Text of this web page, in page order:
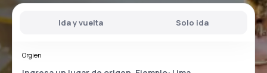
Ida y vuelta Solo ida
Orgien